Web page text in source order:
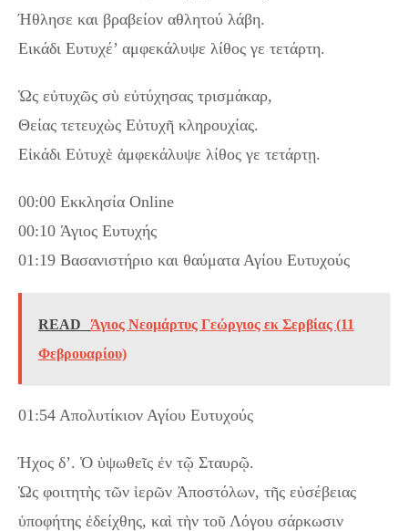
Ήθλησε και βραβείον αθλητού λάβη.
Εικάδι Eυτυχέ’ αμφεκάλυψε λίθος γε τετάρτη.
Ὡς εὐτυχῶς σὺ εὐτύχησας τρισμάκαρ,
Θείας τετευχὼς Εὐτυχῆ κληρουχίας.
Εἰκάδι Εὐτυχὲ ἀμφεκάλυψε λίθος γε τετάρτῃ.
00:00 Εκκλησία Online
00:10 Άγιος Ευτυχής
01:19 Βασανιστήριο και θαύματα Αγίου Ευτυχούς
READ
Άγιος Νεομάρτυς Γεώργιος εκ Σερβίας (11
Φεβρουαρίου)
01:54 Απολυτίκιον Αγίου Ευτυχούς
Ήχος δ’. Ὁ ὑψωθεῖς ἐν τῷ Σταυρῷ.
Ὡς φοιτητὴς τῶν ἱερῶν Ἀποστόλων, τῆς εὐσέβειας
ὑποφήτης ἐδείχθης, καὶ τὴν τοῦ Λόγου σάρκωσιν